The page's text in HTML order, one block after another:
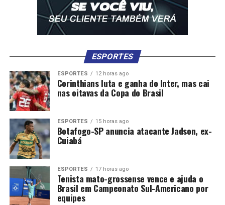
ESPORTES
ESPORTES 12 horas ago
Corinthians luta e ganha do Inter, mas cai
nas oitavas da Copa do Brasil
ESPORTES 15 horas ago
Botafogo-SP anuncia atacante Jadson, ex-
Cuiabá
ESPORTES 17 horas ago
Tenista mato-grossense vence e ajuda o
Brasil em Campeonato Sul-Americano por
equipes